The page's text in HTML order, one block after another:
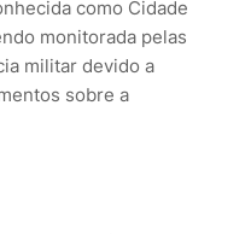
como Cidade
monitorada pelas
militar devido a
sobre a